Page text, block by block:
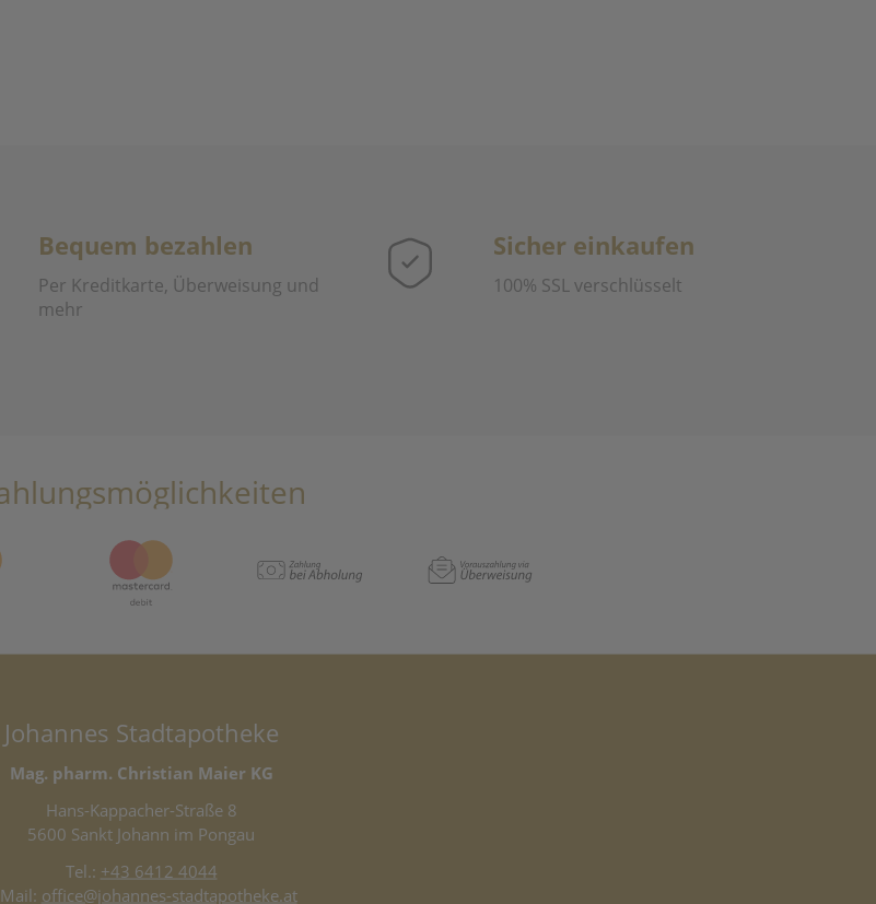
Bequem bezahlen
Per Kreditkarte, Überweisung und
mehr
Sicher einkaufen
100% SSL verschlüsselt
Johannes Stadtapotheke
Mag. pharm. Christian Maier KG
Hans-Kappacher-Straße 8
5600 Sankt Johann im Pongau
Tel.: +43 6412 4044
office@johannes-stadtapotheke.at